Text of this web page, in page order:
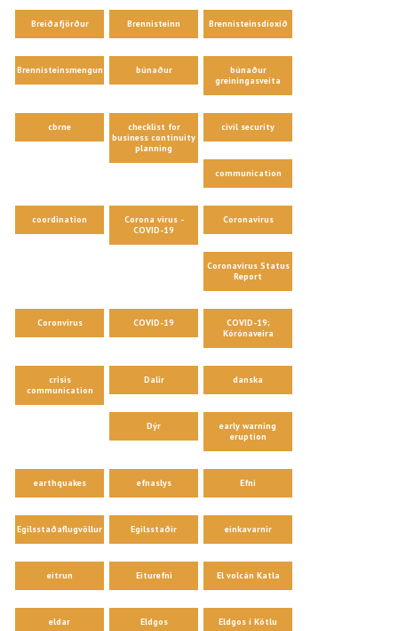
Breiðafjörður Brennisteinn Brennisteinsdíoxíð
Brennisteinsmengun búnaður
búnaður
greiningasveita
cbrne
checklist for
business continuity
planning
civil security
communication
coordination
Corona virus -
COVID-19
Coronavirus
Coronavirus Status
Report
Coronvirus COVID-19
COVID-19;
Kórónaveira
crisis
communication
Dalir danska
Dýr
early warning
eruption
earthquakes efnaslys Efni
Egilsstaðaflugvöllur Egilsstaðir einkavarnir
eitrun Eiturefni El volcán Katla
eldar Eldgos Eldgos í Kötlu